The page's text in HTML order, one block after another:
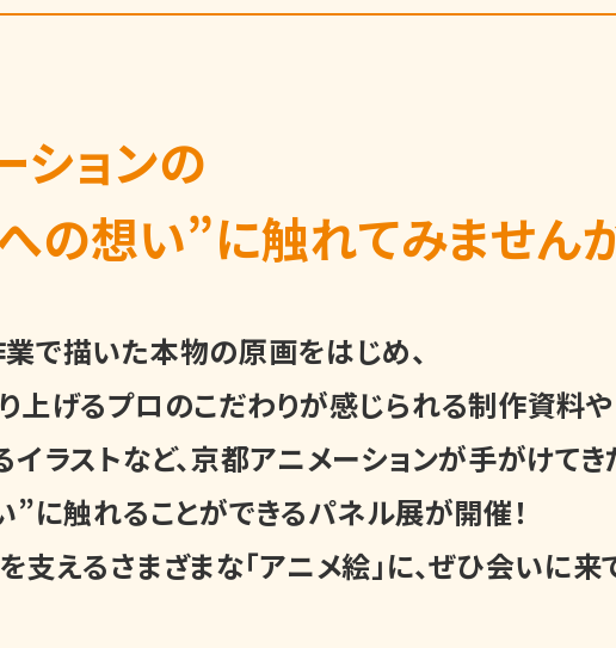
ションの
の想い”に触れてみません
で描いた本物の原画をはじめ、
上げるプロのこだわりが感じられる制作資料や
ラストなど、京都アニメーションが手がけてき
”に触れることができるパネル展が開催！
支えるさまざまな「アニメ絵」に、ぜひ会いに来